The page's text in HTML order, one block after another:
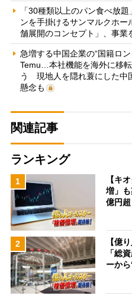
「30種類以上のパン食べ放
ンを手掛けるサンマルクホ
舗展開のコンセプト」、事業
急増する中国企業の“国籍ロ
Temu…本社機能を海外に移
う 現地人を隠れ蓑にした中
懸念も
関連記事
ランキング
1
【キ
増」
億円
2
【億
「総
ーか